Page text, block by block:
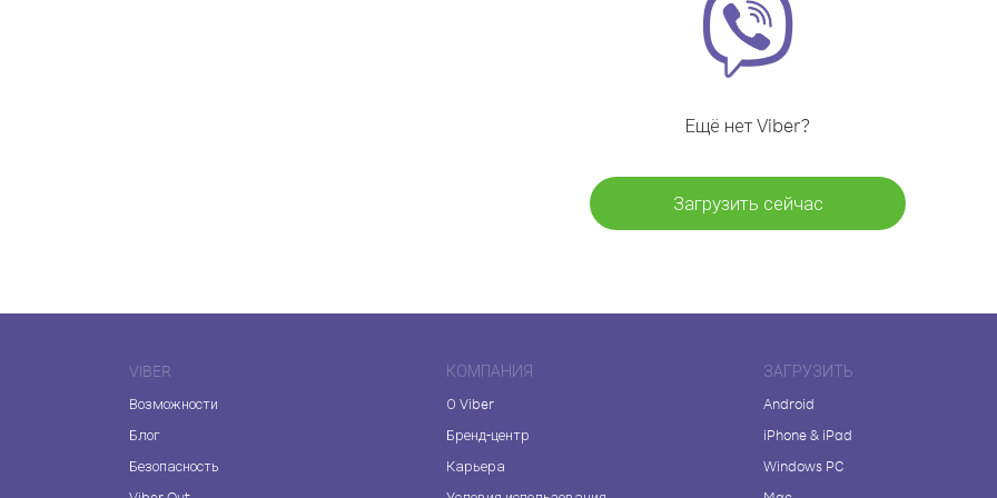
Ещё нет Viber?
Загрузить сейчас
VIBER
Возможности
Блог
Безопасность
КОМПАНИЯ
О Viber
Бренд-центр
Карьера
ЗАГРУЗИТЬ
Android
iPhone & iPad
Windows PC